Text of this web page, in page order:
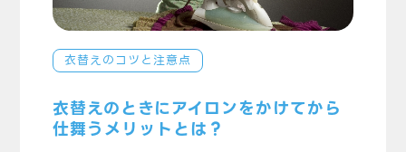
衣替えのコツと注意点
衣替えのときにアイロンをかけてから
仕舞うメリットとは？